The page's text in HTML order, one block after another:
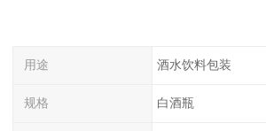
用途 酒水饮料包装
规格 白酒瓶